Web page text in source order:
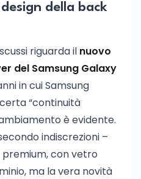
della back
riguarda il nuovo
del Samsung Galaxy
in cui Samsung
“continuità
è evidente.
indiscrezioni –
con vetro
ma la vera novità